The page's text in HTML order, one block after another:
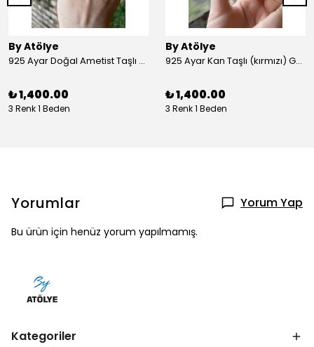
By Atölye
925 Ayar Doğal Ametist Taşlı Yuvarlak Gümüş Yüzük
₺ 1,400.00
3 Renk 1 Beden
By Atölye
925 Ayar Kan Taşlı (kırmızı) Gümüş Yüzük
₺ 1,400.00
3 Renk 1 Beden
Yorumlar Yorum Yap
Bu ürün için henüz yorum yapılmamış.
Kategoriler